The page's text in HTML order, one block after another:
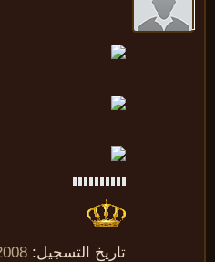
تاريخ التسجيل: Jul 2008